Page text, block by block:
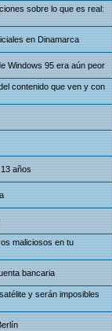
sobre lo que es real:
en Dinamarca
Windows 95 era aún peor
contenido que ven y con
años
maliciosos en tu
bancaria
y serán imposibles